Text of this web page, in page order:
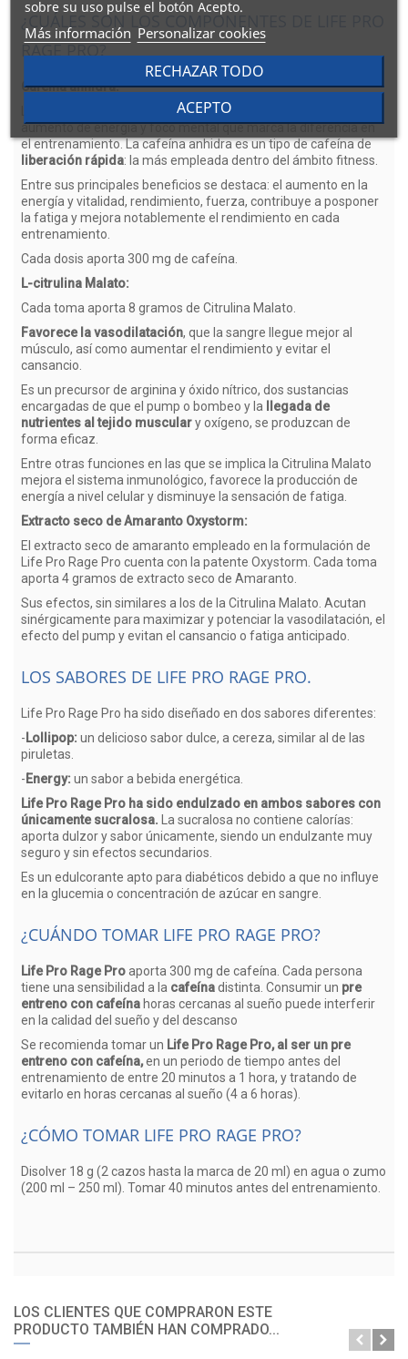
¿CUÁLES SON LOS COMPONENTES DE LIFE PRO
RAGE PRO?
Cafeína anhidra:
La cafeína anhidra, es el ingrediente clave para lograr el
aumento de energía y foco mental que marca la diferencia en
el entrenamiento. La cafeína anhidra es un tipo de cafeína de
liberación rápida: la más empleada dentro del ámbito fitness.
Entre sus principales beneficios se destaca: el aumento en la
energía y vitalidad, rendimiento, fuerza, contribuye a posponer
la fatiga y mejora notablemente el rendimiento en cada
entrenamiento.
Cada dosis aporta 300 mg de cafeína.
L-citrulina Malato:
Cada toma aporta 8 gramos de Citrulina Malato.
Favorece la vasodilatación, que la sangre llegue mejor al
músculo, así como aumentar el rendimiento y evitar el
cansancio.
Es un precursor de arginina y óxido nítrico, dos sustancias
encargadas de que el pump o bombeo y la
llegada de
nutrientes al tejido musculary oxígeno, se produzcan de
forma eficaz.
Entre otras funciones en las que se implica la Citrulina Malato
mejora el sistema inmunológico, favorece la producción de
energía a nivel celular y disminuye la sensación de fatiga.
Extracto seco de Amaranto Oxystorm:
El extracto seco de amaranto empleado en la formulación de
Life Pro Rage Pro cuenta con la patente Oxystorm. Cada toma
aporta 4 gramos de extracto seco de Amaranto.
Sus efectos, sin similares a los de la Citrulina Malato. Acutan
sinérgicamente para maximizar y potenciar la vasodilatación, el
efecto del pump y evitan el cansancio o fatiga anticipado.
LOS SABORES DE LIFE PRO RAGE PRO.
Life Pro Rage Pro ha sido diseñado en dos sabores diferentes:
- Lollipop:un delicioso sabor dulce, a cereza, similar al de las
piruletas.
- Energy:un sabor a bebida energética.
Life Pro Rage Pro ha sido endulzado en ambos sabores con
únicamente sucralosa.
La sucralosa no contiene calorías:
aporta dulzor y sabor únicamente, siendo un endulzante muy
seguro y sin efectos secundarios.
Es un edulcorante apto para diabéticos debido a que no influye
en la glucemia o concentración de azúcar en sangre.
¿CUÁNDO TOMAR LIFE PRO RAGE PRO?
Life Pro Rage Proaporta 300 mg de cafeína. Cada persona
tiene una sensibilidad a la cafeínadistinta. Consumir un pre
entreno con cafeína horas cercanas al sueño puede interferir
en la calidad del sueño y del descanso
Se recomienda tomar un Life Pro Rage Pro, al ser un pre
entreno con cafeína,en un periodo de tiempo antes del
entrenamiento de entre 20 minutos a 1 hora, y tratando de
evitarlo en horas cercanas al sueño (4 a 6 horas).
¿CÓMO TOMAR LIFE PRO RAGE PRO?
Disolver 18 g (2 cazos hasta la marca de 20 ml) en agua o zumo
(200 ml – 250 ml). Tomar 40 minutos antes del entrenamiento.
LOS CLIENTES QUE COMPRARON ESTE
PRODUCTO TAMBIÉN HAN COMPRADO...
sobre su uso pulse el botón Acepto.
Más información Personalizar cookies
RECHAZAR TODO
ACEPTO